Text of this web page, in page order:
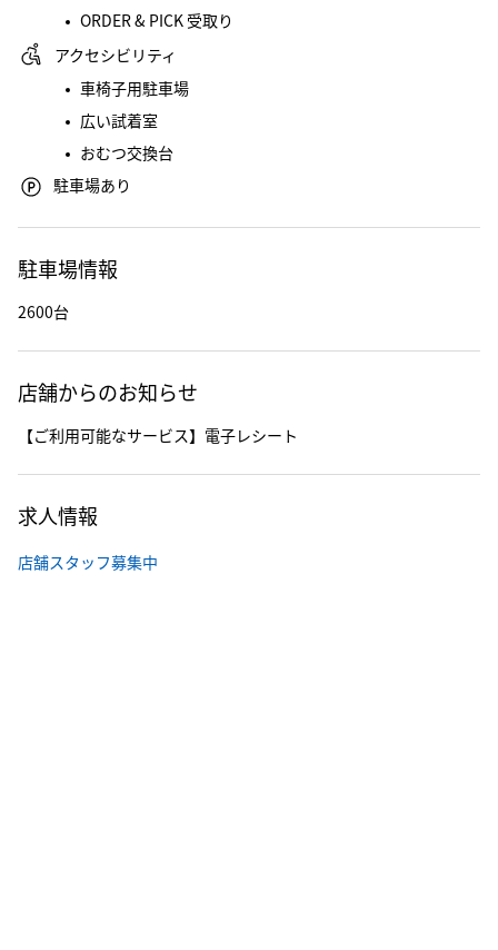
ORDER & PICK 受取り
アクセシビリティ
車椅子用駐車場
広い試着室
おむつ交換台
駐車場あり
駐車場情報
2600台
店舗からのお知らせ
【ご利用可能なサービス】電子レシート
求人情報
店舗スタッフ募集中